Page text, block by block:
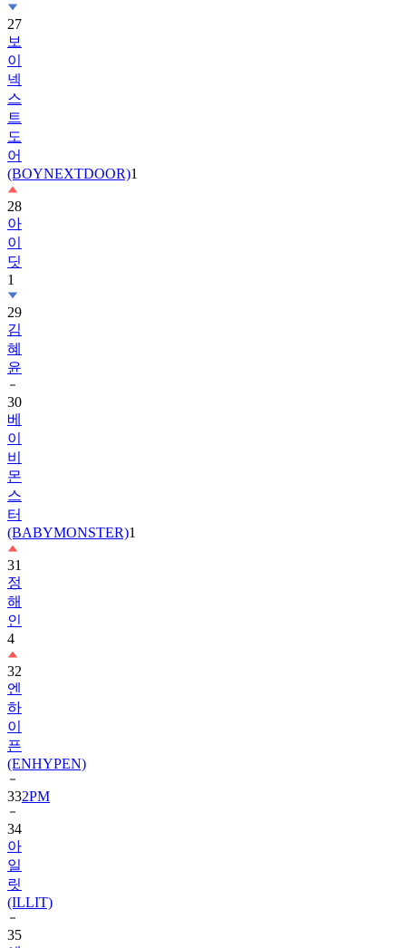
보
이
넥
스
트
도
어
(BOYNEXTDOOR)
28
아
이
딧
1
29
김
혜
윤
30
베
이
비
몬
스
터
(BABYMONSTER)
31
정
해
인
4
32
엔
하
이
픈
(ENHYPEN)
332PM
34
아
일
릿
(ILLIT)
35
에
이